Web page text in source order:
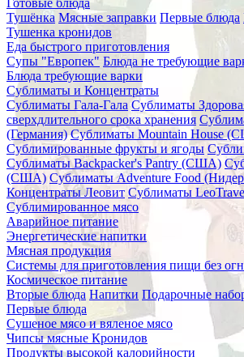
Готовые блюда
Тушёнка Мясные заправки Первые блюда
Тушенка кронидов
Еда быстрого приготовления
Супы "Европек" Блюда не требующие
Блюда требующие варки
Сублиматы и Концентраты
Сублиматы Гала-Гала Сублиматы
сверхдлительного срока хранения
(Германия) Сублиматы Mountain House
Сублимированные фрукты и ягоды
Сублиматы Backpacker's Pantry (США)
(США) Сублиматы Adventure Food
Концентраты Леовит Сублиматы
Сублимированное мясо
Аварийное питание
Энергетические напитки
Мясная продукция
Системы для приготовления пищи без
Космическое питание
Вторые блюда Напитки Подарочные
Первые блюда
Сушеное мясо и вяленое мясо
Чипсы мясные Кронидов
Продукты высокой калорийности